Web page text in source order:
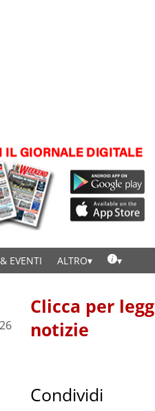
EVENTI ALTRO
Clicca per
notizie
Condividi